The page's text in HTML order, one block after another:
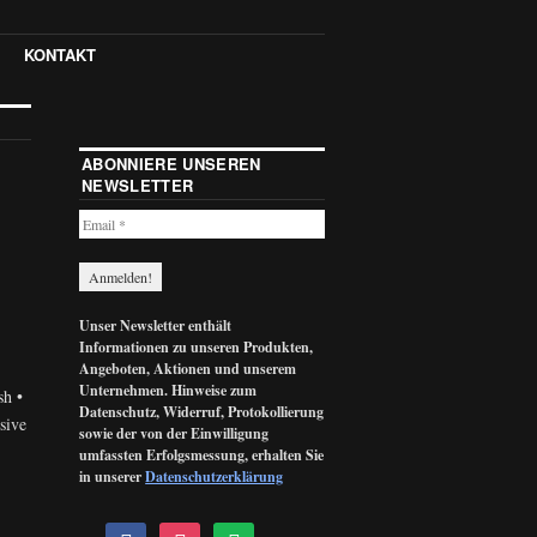
KONTAKT
•
ABONNIERE UNSEREN
NEWSLETTER
Unser Newsletter enthält
Informationen zu unseren Produkten,
Angeboten, Aktionen und unserem
Unternehmen. Hinweise zum
Datenschutz, Widerruf, Protokollierung
sowie der von der Einwilligung
umfassten Erfolgsmessung, erhalten Sie
in unsererDatenschutzerklärung